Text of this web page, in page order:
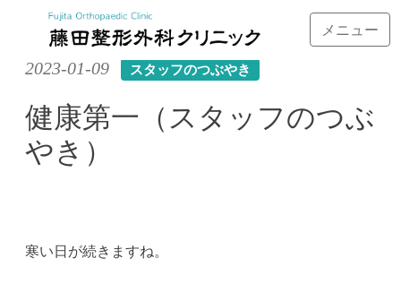
メニュー
2023-01-09 スタッフのつぶやき
健康第一（スタッフのつぶ
やき）
寒い日が続きますね。